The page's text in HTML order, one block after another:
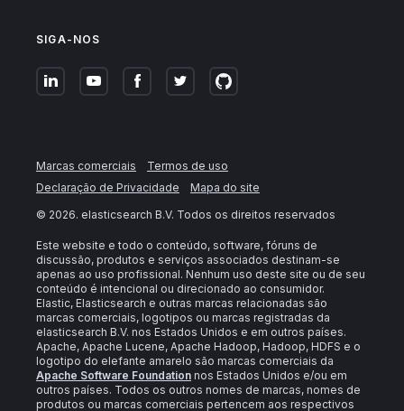
SIGA-NOS
Marcas comerciais
Termos de uso
Declaração de Privacidade
Mapa do site
© 2026. elasticsearch B.V. Todos os direitos reservados
Este website e todo o conteúdo, software, fóruns de
discussão, produtos e serviços associados destinam-se
apenas ao uso profissional. Nenhum uso deste site ou de seu
conteúdo é intencional ou direcionado ao consumidor.
Elastic, Elasticsearch e outras marcas relacionadas são
marcas comerciais, logotipos ou marcas registradas da
elasticsearch B.V. nos Estados Unidos e em outros países.
Apache, Apache Lucene, Apache Hadoop, Hadoop, HDFS e o
logotipo do elefante amarelo são marcas comerciais da
Apache Software Foundation nos Estados Unidos e/ou em
outros países. Todos os outros nomes de marcas, nomes de
produtos ou marcas comerciais pertencem aos respectivos